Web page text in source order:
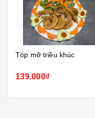
Tóp mỡ triều khúc
139.000₫